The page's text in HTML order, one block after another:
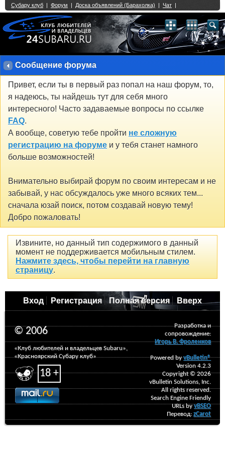
Сообщение форума
Привет, если ты в первый раз попал на наш форум, то,
я надеюсь, ты найдешь тут для себя много
интересного! Часто задаваемые вопросы по ссылке
FAQ.
А вообще, советую тебе пройти не сложную
регистрацию на форуме и у тебя станет намного
больше возможностей!
Внимательно выбирай форум по своим интересам и не
забывай, у нас обсуждалось уже много всяких тем...
сначала юзай поиск, потом создавай новую тему!
Добро пожаловать!
Извините, но данный тип содержимого в данный
момент не поддерживается мобильным стилем.
Нажмите здесь, чтобы перейти на главную
страницу.
Вход Регистрация Полная версия Вверх
© 2006
«Клуб любителей и владельцев Subaru»,
«Красноярский Субару клуб»
18 +
Разработка и
сопровождение:
Игорь В. Фроленков
Powered byvBulletin®
Version 4.2.3
Copyright © 2026
vBulletin Solutions, Inc.
All rights reserved.
Search Engine Friendly
URLs byvBSEO
Перевод: zCarot
Single Sign On provided byvBSSO
2 3 4 5 6 7 8 9 10 11 12 13 14 15 16 17 18 21 22 23 24 25 26
27 28 29 30 31 32 33 34 35 36 37 38 39 40 41 42 43